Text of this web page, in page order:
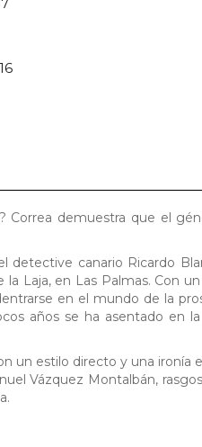
Correa demuestra que el
canario Ricardo
Laja, en Las Palmas. Con
en el mundo de la
años se ha asentado en la
un estilo directo y una ironía
Vázquez Montalbán,